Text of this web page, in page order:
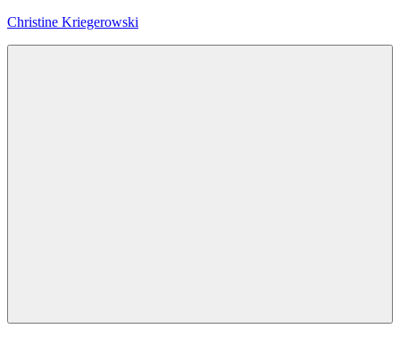
Zum
Christine Kriegerowski